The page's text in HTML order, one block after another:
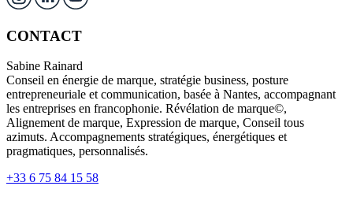
CONTACT
Sabine Rainard
Conseil en énergie de marque, stratégie business, posture
entrepreneuriale et communication, basée à Nantes, accompagnant
les entreprises en francophonie. Révélation de marque©,
Alignement de marque, Expression de marque, Conseil tous
azimuts. Accompagnements stratégiques, énergétiques et
pragmatiques, personnalisés.
+33 6 75 84 15 58